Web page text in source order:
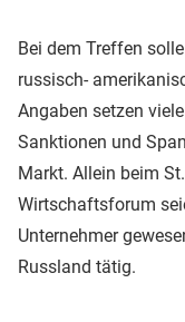
Bei dem Treffen
russisch-
Angaben setzen
Sanktionen und
Markt. Allein beim
Wirtschaftsforum
Unternehmer
Russland tätig.